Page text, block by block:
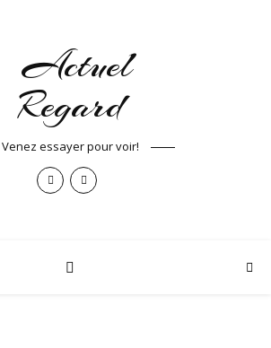
Venez essayer pour voir!